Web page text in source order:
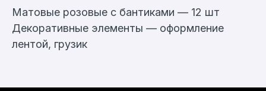
Матовые розовые с бантиками — 12 шт
Декоративные элементы — оформление
лентой, грузик